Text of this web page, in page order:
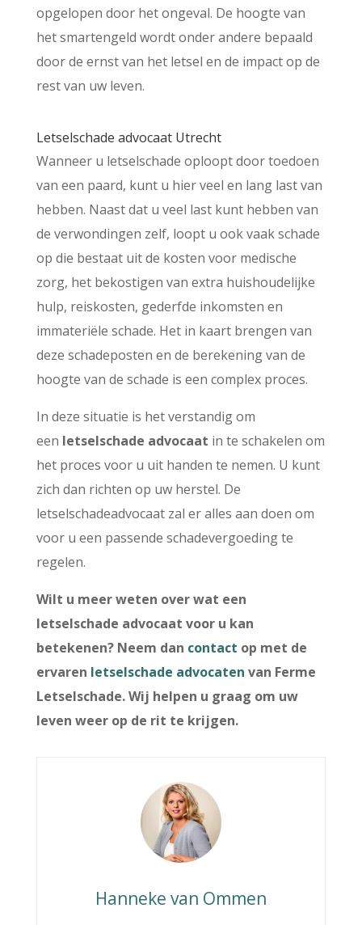
opgelopen door het ongeval. De hoogte van
het smartengeld wordt onder andere bepaald
door de ernst van het letsel en de impact op de
rest van uw leven.
Letselschade advocaat Utrecht
Wanneer u letselschade oploopt door toedoen
van een paard, kunt u hier veel en lang last van
hebben. Naast dat u veel last kunt hebben van
de verwondingen zelf, loopt u ook vaak schade
op die bestaat uit de kosten voor medische
zorg, het bekostigen van extra huishoudelijke
hulp, reiskosten, gederfde inkomsten en
immateriële schade. Het in kaart brengen van
deze schadeposten en de berekening van de
hoogte van de schade is een complex proces.
In deze situatie is het verstandig om
een letselschade advocaat in te schakelen om
het proces voor u uit handen te nemen. U kunt
zich dan richten op uw herstel. De
letselschadeadvocaat zal er alles aan doen om
voor u een passende schadevergoeding te
regelen.
Wilt u meer weten over wat een
letselschade advocaat voor u kan
betekenen? Neem dan contact op met de
ervaren letselschade advocaten van Ferme
Letselschade. Wij helpen u graag om uw
leven weer op de rit te krijgen.
Hanneke van Ommen